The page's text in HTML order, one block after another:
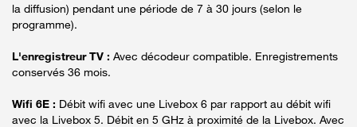
la diffusion) pendant une période de 7 à 30 jours (selon le
programme).
L'enregistreur TV : Avec décodeur compatible. Enregistrements
conservés 36 mois.
Wifi 6E : Débit wifi avec une Livebox 6 par rapport au débit wifi
avec la Livebox 5. Débit en 5 GHz à proximité de la Livebox. Avec